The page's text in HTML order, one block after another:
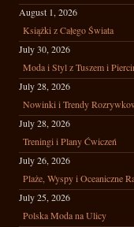
August 1, 2026
Książki z Całego Świata
July 30, 2026
Moda i Styl z Tuszem i
July 28, 2026
Nowinki i Trendy
July 28, 2026
Treningi i Plany Ćwiczeń
July 26, 2026
Plaże, Wyspy i Oceaniczne
July 25, 2026
Polska Moda na Ulicy